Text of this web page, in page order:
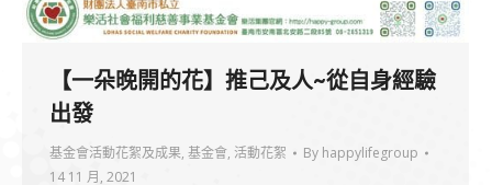
【一朵晚開的花】推己及人~從自身經驗
出發
基金會活動花絮及成果, 基金會, 活動花絮 By happylifegroup
14 11 月, 2021